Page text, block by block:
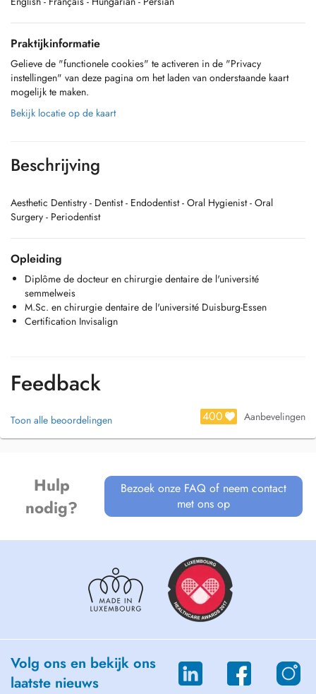
Praktijkinformatie
Gelieve de "functionele cookies" te activeren in de "Privacy
instellingen" van deze pagina om het laden van onderstaande kaart
mogelijk te maken.
Bekijk locatie op de kaart
Beschrijving
Aesthetic Dentistry - Dentist - Endodentist - Oral Hygienist - Oral
Surgery - Periodentist
Opleiding
Diplôme de docteur en chirurgie dentaire de l'université
semmelweis
M.Sc. en chirurgie dentaire de l'université Duisburg-Essen
Certification Invisalign
Feedback
Toon alle beoordelingen 400 Aanbevelingen
Hulp
nodig?
Bezoek onze FAQ of neem contact
met ons op
Volg ons en bekijk ons
laatste nieuws